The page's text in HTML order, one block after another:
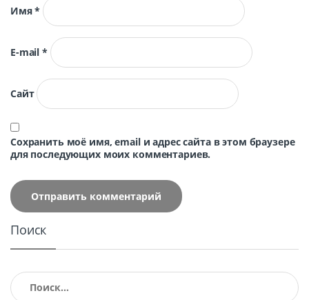
Имя*
E-mail*
Сайт
Сохранить моё имя, email и адрес сайта в этом браузере
для последующих моих комментариев.
Поиск
Найти: